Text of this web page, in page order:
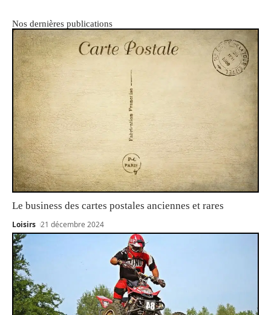
Nos dernières publications
Le business des cartes postales anciennes et rares
Loisirs 21 décembre 2024